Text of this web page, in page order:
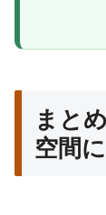
まと
空間